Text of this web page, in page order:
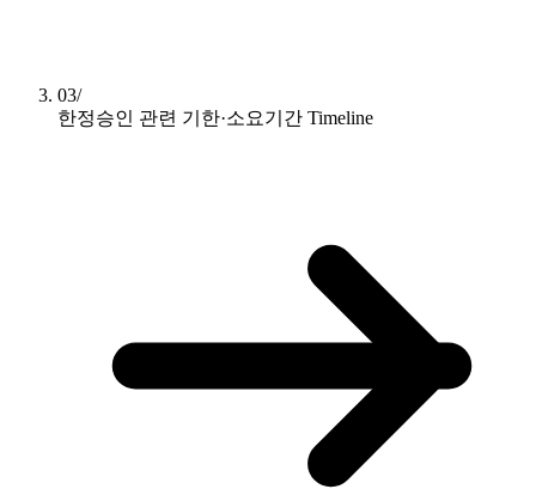
03/
한정승인 관련 기한·소요기간 Timeline